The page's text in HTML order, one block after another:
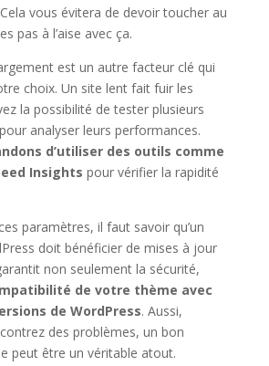
vous évitera de devoir toucher au
pas à l’aise avec ça.
est un autre facteur clé qui
choix. Un site lent fait fuir les
la possibilité de tester plusieurs
analyser leurs performances.
d’utiliser des outils comme
Insights pour vérifier la rapidité
paramètres, il faut savoir qu’un
doit bénéficier de mises à jour
non seulement la sécurité,
de votre thème avec
de WordPress. Aussi,
des problèmes, un bon
peut être un véritable atout.